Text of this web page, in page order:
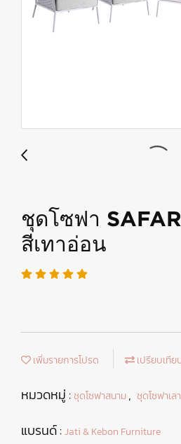
ชุดโซฟา
สีเทาอ่อน
เพิ่มรายการโปรด เปรียบเทีย
หมวดหมู่ :ชุดโซฟาสนาม, ชุดโซฟาเล
แบรนด์ :Jati & Kebon Furniture